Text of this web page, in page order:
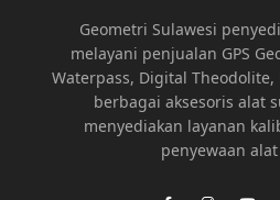
Geometri Sulawesi
melayani penjualan GPS
Waterpass, Digital
berbagai aksesoris alat
menyediakan layanan
penyewaan